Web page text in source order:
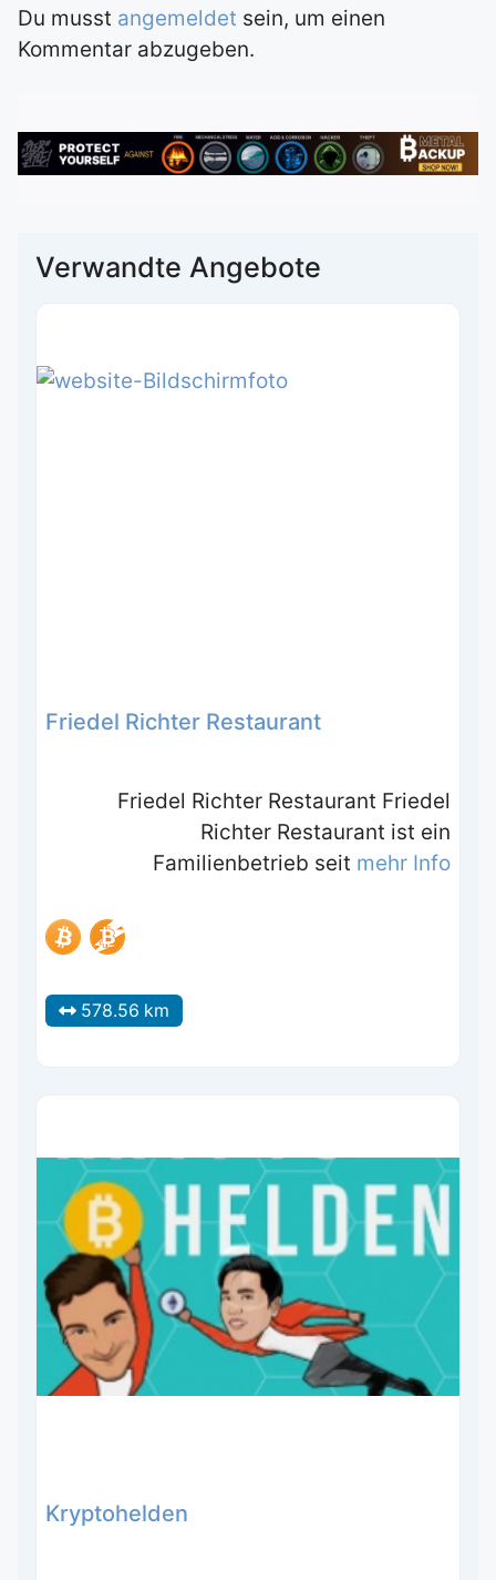
Du musst angemeldet sein, um einen
Kommentar abzugeben.
Verwandte Angebote
Friedel Richter Restaurant
Friedel Richter Restaurant Friedel
Richter Restaurant ist ein
Familienbetrieb seit mehr Info
578.56 km
Kryptohelden